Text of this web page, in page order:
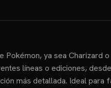
Pokémon, ya sea Charizard
líneas o ediciones,
más detallada. Ideal para